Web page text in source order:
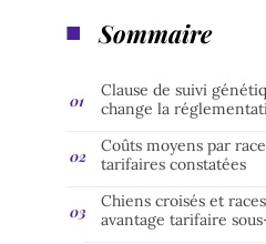
Sommaire
Clause de suivi
change la
Coûts moyens par
tarifaires constatées
Chiens croisés et
avantage tarifaire